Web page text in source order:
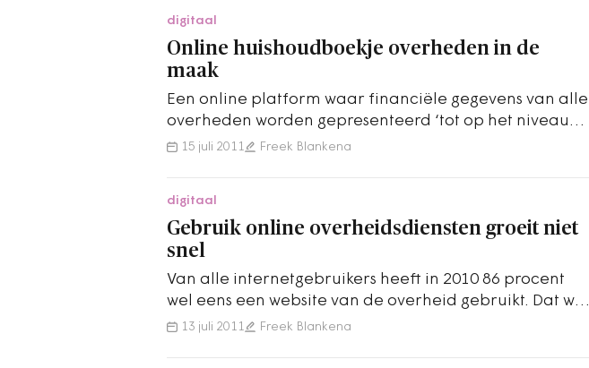
digitaal
Online huishoudboekje overheden in de
maak
Een online platform waar financiële gegevens van alle
overheden worden gepresenteerd ‘tot op het niveau
van de factuur’ kan die…
15 juli 2011 Freek Blankena
digitaal
Gebruik online overheidsdiensten groeit niet
snel
Van alle internetgebruikers heeft in 2010 86 procent
wel eens een website van de overheid gebruikt. Dat was
vier jaar geleden nog 69…
13 juli 2011 Freek Blankena